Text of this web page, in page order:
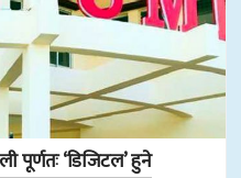
पूर्णतः ‘डिजिटल’ हुने